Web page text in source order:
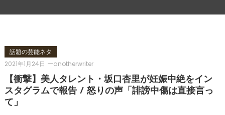
話題の芸能ネタ
2021年1月24日
anotherwriter
【衝撃】美人タレント・坂口杏里が妊娠中絶をイン
スタグラムで報告 / 怒りの声「誹謗中傷は直接言っ
て」